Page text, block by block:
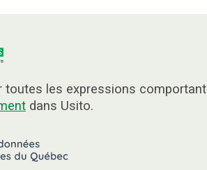
toutes les expressions
dans Usito.